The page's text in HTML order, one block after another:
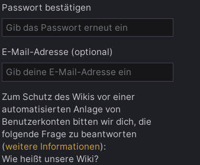
Passwort bestätigen
E-Mail-Adresse (optional)
Zum Schutz des Wikis vor einer
automatisierten Anlage von
Benutzerkonten bitten wir dich, die
folgende Frage zu beantworten
(weitere Informationen):
Wie heißt unsere Wiki?